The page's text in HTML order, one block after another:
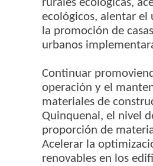
rurales ecológicas,
ecológicos, alentar el
la promoción de
urbanos
Continuar
operación y el
materiales de
Quinquenal, el nivel
proporción de
Acelerar la
renovables en los